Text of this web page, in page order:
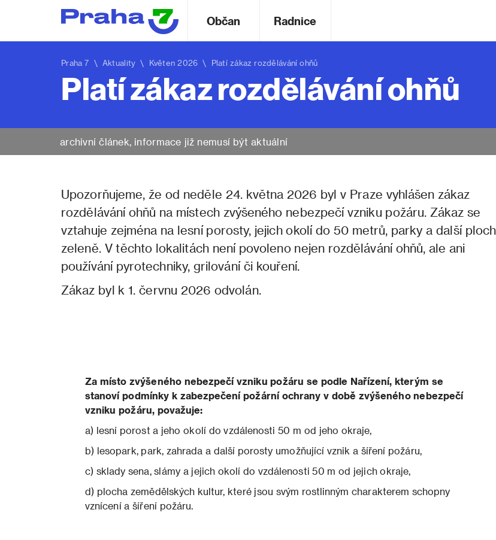
Občan Radnice
Praha 7 \ Aktuality \ Květen 2026 \ Platí zákaz rozdělávání ohňů
Platí zákaz rozdělávání ohňů
archivní článek, informace již nemusí být aktuální
Upozorňujeme, že od neděle 24. května 2026 byl v Praze vyhlášen zákaz
rozdělávání ohňů na místech zvýšeného nebezpečí vzniku požáru. Zákaz se
vztahuje zejména na lesní porosty, jejich okolí do 50 metrů, parky a další
zeleně. V těchto lokalitách není povoleno nejen rozdělávání ohňů, ale ani
používání pyrotechniky, grilování či kouření.
Zákaz byl k 1. červnu 2026 odvolán.
Za místo zvýšeného nebezpečí vzniku požáru se podle Nařízení, kterým se
stanoví podmínky k zabezpečení požární ochrany v době zvýšeného nebezpečí
vzniku požáru, považuje:
a) lesní porost a jeho okolí do vzdálenosti 50 m od jeho okraje,
b) lesopark, park, zahrada a další porosty umožňující vznik a šíření požáru,
c) sklady sena, slámy a jejich okolí do vzdálenosti 50 m od jejich okraje,
d) plocha zemědělských kultur, které jsou svým rostlinným charakterem schopny
vznícení a šíření požáru.